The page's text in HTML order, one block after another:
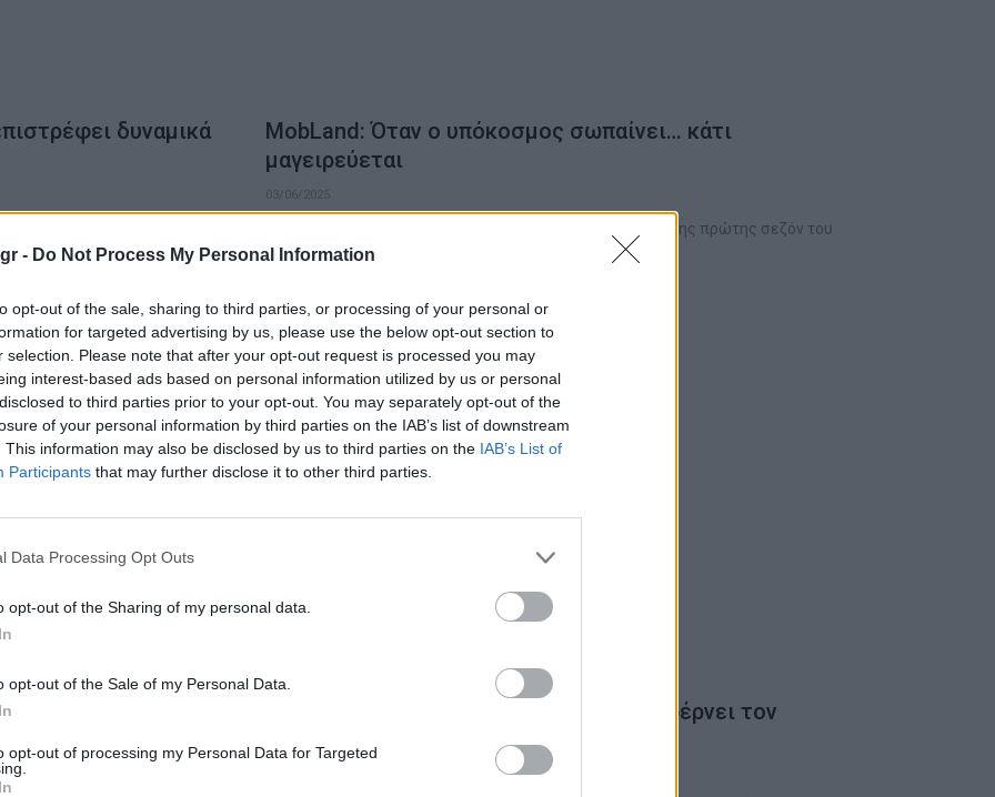
- Do Not Process My Personal Information
opt-out of the sale, sharing to third parties, or processing of your personal or
for targeted advertising by us, please use the below opt-out section to
selection. Please note that after your opt-out request is processed you may
interest-based ads based on personal information utilized by us or personal
to third parties prior to your opt-out. You may separately opt-out of the
of your personal information by third parties on the IAB’s list of downstream
This information may also be disclosed by us to third parties on the IAB’s List of
Participants that may further disclose it to other third parties.
Data Processing Opt Outs
opt-out of the Sharing of my personal data.
opt-out of the Sale of my Personal Data.
opt-out of processing my Personal Data for Targeted
δυναμικά
θαυμαστές περίμεναν με
MobLand: Όταν ο υπόκοσμος σωπαίνει… κάτι
μαγειρεύεται
03/06/2025
Spoiler Alert! Πέρασαν μόλις λίγες ημέρες από το φινάλε της πρώτης σεζόν του
MobLand, της…
2”
ετοιμάζεται να βάλει την
GOOD STUFF
“Mobland”: Η νέα σειρά του Γκάι Ρίτσι φέρνει τον
υπόκοσμο στο προσκήνιο